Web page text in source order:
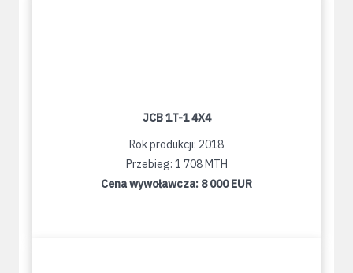
JCB 1T-1 4X4
Rok produkcji: 2018
Przebieg: 1 708 MTH
Cena wywoławcza: 8 000 EUR